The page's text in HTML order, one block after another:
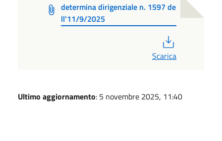
determina dirigenziale n. 1597 de
ll'11/9/2025
Scarica
Ultimo aggiornamento: 5 novembre 2025, 11:40